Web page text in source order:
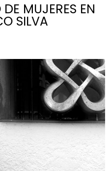
MUJERES EN
SILVA